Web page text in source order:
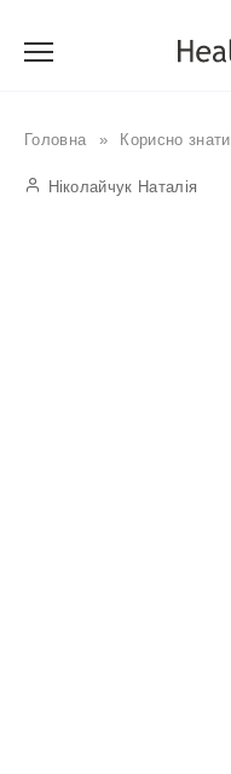
Головна » Корисно знати
Ніколайчук Наталія